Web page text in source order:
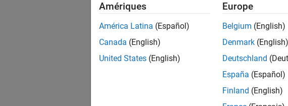
Amériques
América Latina (Español)
Canada (English)
United States (English)
Europe
Belgium (English)
Denmark (English)
Deutschland
España (Español)
Finland (English)